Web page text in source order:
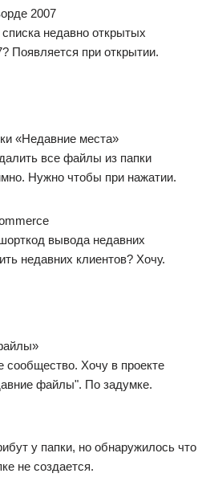
было проделано! Где его
«Лупа» на панели задач. В
«Все» выбрать «Управление
окне найти файл, в котором вы
вкладку «Недавние
через меню «Пуск» или
изменили.
Win+R, в появившемся окне
набрать команду
«Недавние документы» (или
не искать «Недавние